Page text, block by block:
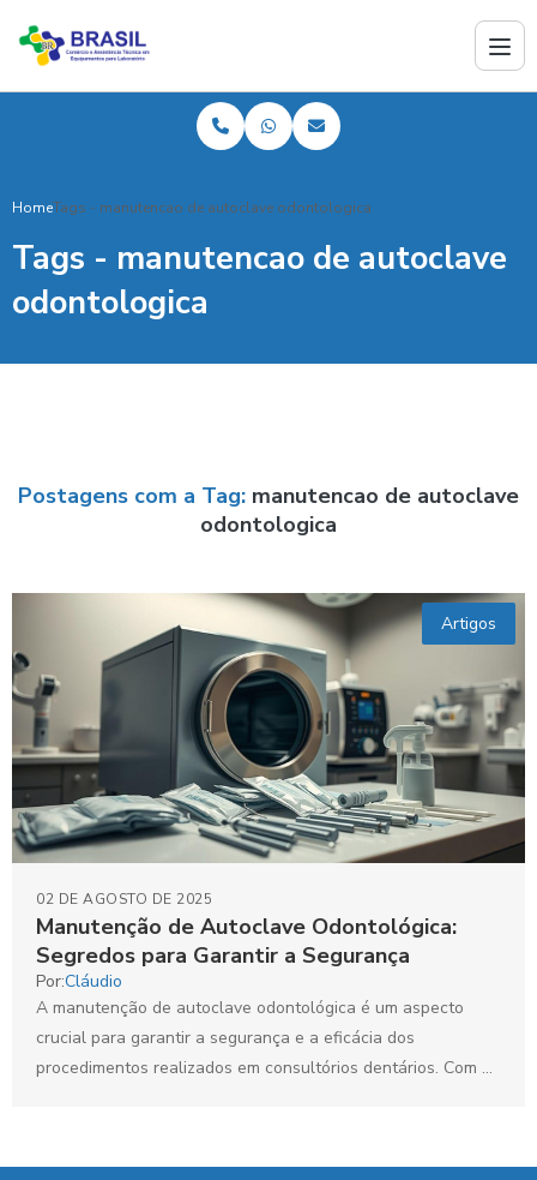
HomeTags - manutencao de autoclave odontologica
Tags - manutencao de autoclave
odontologica
Postagens com a Tag: manutencao de autoclave
odontologica
Artigos
Manutenção de Autoclave Odontológica:
Segredos para Garantir a Segurança
02 DE AGOSTO DE 2025
Por:Cláudio
A manutenção de autoclave odontológica é um aspecto
crucial para garantir a segurança e a eficácia dos
procedimentos realizados em consultórios dentários. Com o